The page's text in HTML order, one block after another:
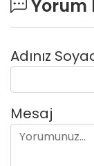
Yorum
Adınız
Mesaj